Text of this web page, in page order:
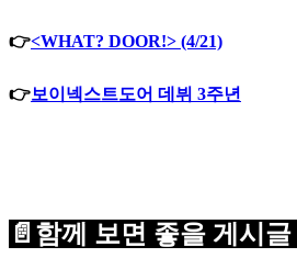
👉<WHAT? DOOR!> (4/21)
👉보이넥스트도어 데뷔 3주년
📄함께 보면 좋을 게시글